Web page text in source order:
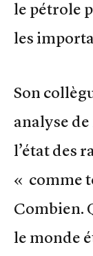
le pétrole
les
Son
analyse
l’état des
« comme
Combien.
le monde